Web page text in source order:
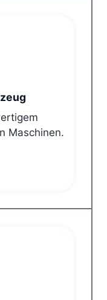
Maschinen.